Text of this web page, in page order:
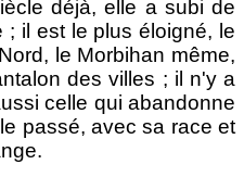
déjà, elle a subi de
il est le plus éloigné, le
le Morbihan même,
des villes ; il n'y a
celle qui abandonne
passé, avec sa race et